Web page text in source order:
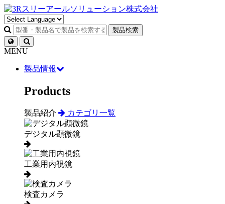
製品検索
MENU
製品情報
Products
製品紹介 カテゴリ一覧
デジタル顕微鏡
工業用内視鏡
検査カメラ